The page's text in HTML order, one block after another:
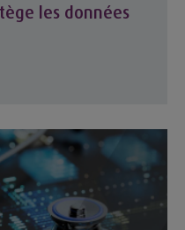
les données
transforme la santé ?